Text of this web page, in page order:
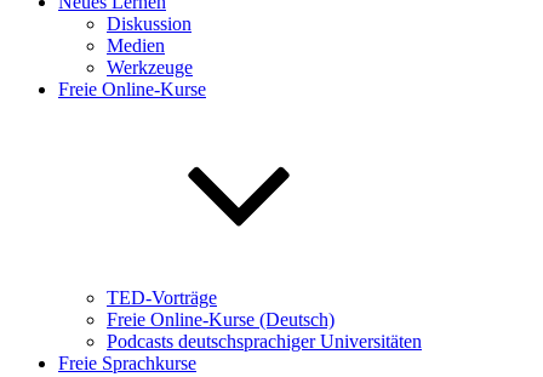
Diskussion
Medien
Werkzeuge
Freie Online-Kurse
TED-Vorträge
Freie Online-Kurse (Deutsch)
Podcasts deutschsprachiger Universitäten
Freie Sprachkurse